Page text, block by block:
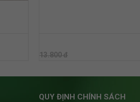
BÙ
13.800 đ
QUY ĐỊNH CHÍNH SÁCH